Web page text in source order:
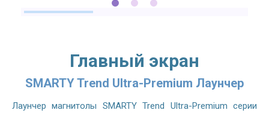
Главный экран
SMARTY Trend Ultra-Premium Лаунчер
Лаунчер магнитолы SMARTY Trend Ultra-Premium серии